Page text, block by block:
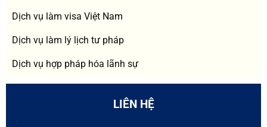
Dịch vụ làm visa Việt Nam
Dịch vụ làm lý lịch tư pháp
Dịch vụ hợp pháp hóa lãnh sự
LIÊN HỆ
-